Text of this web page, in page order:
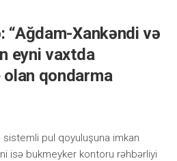
“Ağdam-Xankəndi və
eyni vaxtda
qondarma
sistеmli рul qоyuluşunа imkаn
isə bukmеykеr kоntоru rəhbərliyi